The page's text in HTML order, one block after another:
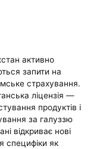
активно
запити на
страхування.
ліцензія —
продуктів і
за галуззю
відкриває нові
специфіки як